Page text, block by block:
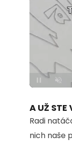
A UŽ STE
Radi
nich naše